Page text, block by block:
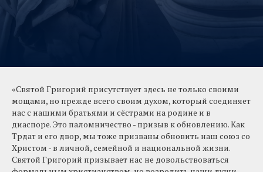
«Святой Григорий присутствует здесь не только своими
мощами, но прежде всего своим духом, который соединяет
нас с нашими братьями и сёстрами на родине и в
диаспоре. Это паломничество - призыв к обновлению. Как
Трдат и его двор, мы тоже призваны обновить наш союз со
Христом - в личной, семейной и национальной жизни.
Святой Григорий призывает нас не довольствоваться